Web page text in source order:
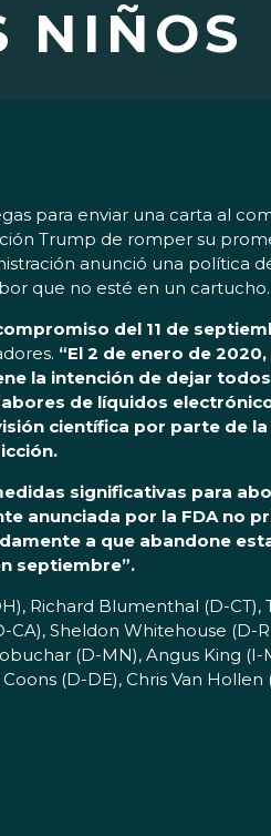
NIÑOS
para enviar una carta al
Trump de romper su
anunció una política
que no esté en un cartucho.
del 11 de
“El 2 de enero de 2020,
la intención de dejar
de líquidos
científica por parte de la
significativas para
anunciada por la FDA no
a que abandone
septiembre”.
Richard Blumenthal (D-CT),
Sheldon Whitehouse (D-
(D-MN), Angus King (I-
(D-DE), Chris Van Hollen